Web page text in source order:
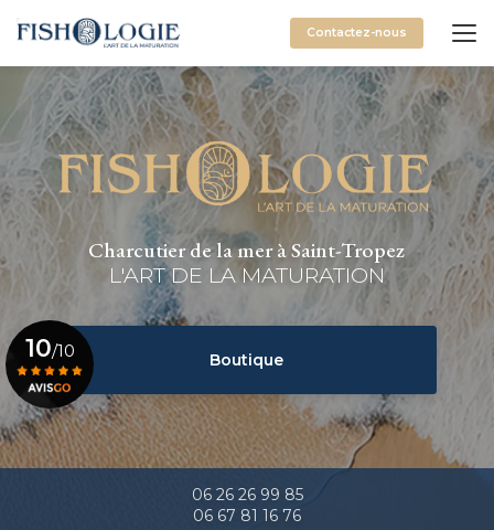
au
principal
Contactez-nous
Charcutier de la mer à Saint-Tropez
L'ART DE LA MATURATION
Boutique
06 26 26 99 85
06 67 81 16 76
10/10
Voir le certificat